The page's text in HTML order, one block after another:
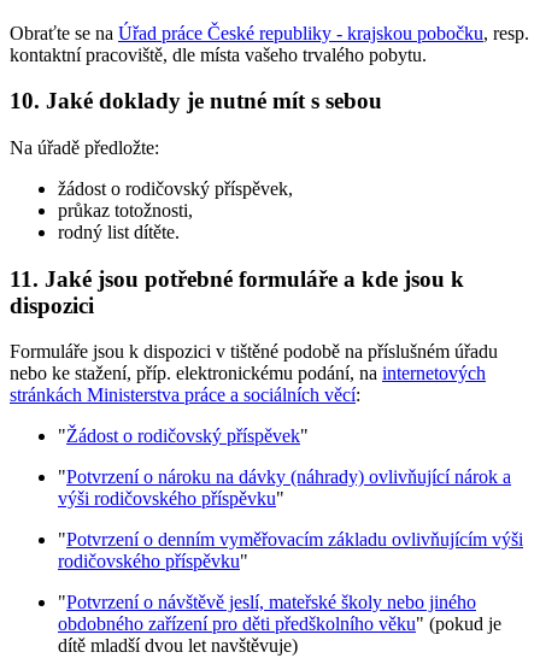
Obraťte se na Úřad práce České republiky - krajskou pobočku, resp.
kontaktní pracoviště, dle místa vašeho trvalého pobytu.
10. Jaké doklady je nutné mít s sebou
Na úřadě předložte:
žádost o rodičovský příspěvek,
průkaz totožnosti,
rodný list dítěte.
11. Jaké jsou potřebné formuláře a kde jsou k
dispozici
Formuláře jsou k dispozici v tištěné podobě na příslušném úřadu
nebo ke stažení, příp. elektronickému podání, na internetových
stránkách Ministerstva práce a sociálních věcí:
"Žádost o rodičovský příspěvek"
"Potvrzení o nároku na dávky (náhrady) ovlivňující nárok a
výši rodičovského příspěvku"
"Potvrzení o denním vyměřovacím základu ovlivňujícím výši
rodičovského příspěvku"
"Potvrzení o návštěvě jeslí, mateřské školy nebo jiného
obdobného zařízení pro děti předškolního věku" (pokud je
dítě mladší dvou let navštěvuje)